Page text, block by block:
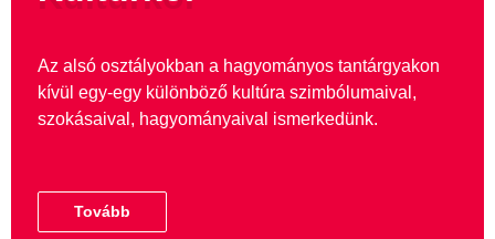
Az alsó osztályokban a hagyományos tantárgyakon
kívül egy-egy különböző kultúra szimbólumaival,
szokásaival, hagyományaival ismerkedünk.
Tovább